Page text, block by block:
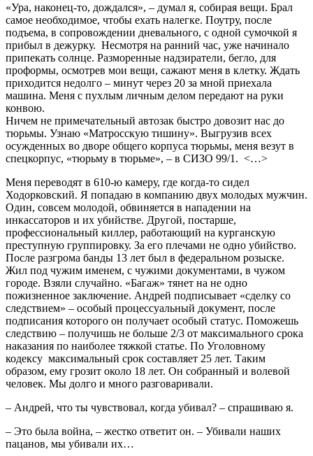
«Ура, наконец-то, дождался», – думал я, собирая вещи. Брал
самое необходимое, чтобы ехать налегке. Поутру, после
подъема, в сопровождении дневального, с одной сумочкой я
прибыл в дежурку. Несмотря на ранний час, уже начинало
припекать солнце. Разморенные надзиратели, бегло, для
проформы, осмотрев мои вещи, сажают меня в клетку. Ждать
приходится недолго – минут через 20 за мной приехала
машина. Меня с пухлым личным делом передают на руки
конвою.
Ничем не примечательный автозак быстро довозит нас до
тюрьмы. Узнаю «Матросскую тишину». Выгрузив всех
осужденных во дворе общего корпуса тюрьмы, меня везут в
спецкорпус, «тюрьму в тюрьме», – в СИЗО 99/1. <…>
Меня переводят в 610-ю камеру, где когда-то сидел
Ходорковский. Я попадаю в компанию двух молодых мужчин.
Один, совсем молодой, обвиняется в нападении на
инкассаторов и их убийстве. Другой, постарше,
профессиональный киллер, работающий на курганскую
преступную группировку. За его плечами не одно убийство.
После разгрома банды 13 лет был в федеральном розыске.
Жил под чужим именем, с чужими документами, в чужом
городе. Взяли случайно. «Багаж» тянет на не одно
пожизненное заключение. Андрей подписывает «сделку со
следствием» – особый процессуальный документ, после
подписания которого он получает особый статус. Поможешь
следствию – получишь не больше 2/3 от максимального срока
наказания по наиболее тяжкой статье. По Уголовному
кодексу максимальный срок составляет 25 лет. Таким
образом, ему грозит около 18 лет. Он собранный и волевой
человек. Мы долго и много разговаривали.
– Андрей, что ты чувствовал, когда убивал? – спрашиваю я.
– Это была война, – жестко ответит он. – Убивали наших
пацанов, мы убивали их…